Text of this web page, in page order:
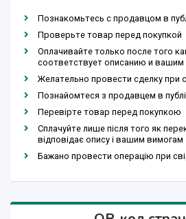
Познакомьтесь с продавцом в
Проверьте товар перед покупкой
Оплачивайте только после того
соответствует описанию и вашим
Желательно провести сделку при
Познайомтеся з продавцем в
Перевірте товар перед покупкою
Сплачуйте лише після того як
відповідає опису і вашим вимогам
Бажано провести операцію при